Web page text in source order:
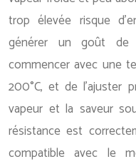
trop élevée risque
générer un goût de
commencer avec une
200°C, et de l’ajuster
vapeur et la saveur
résistance est
compatible avec le